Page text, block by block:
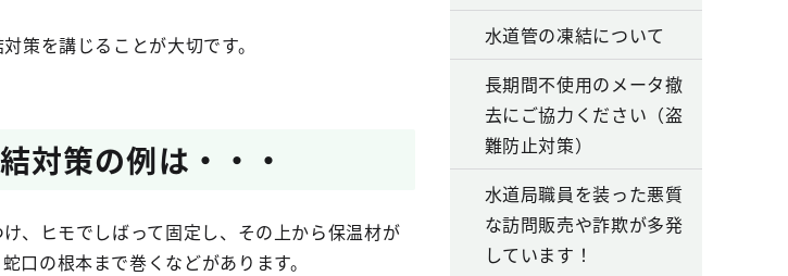
策を講じることが大切です。
対策の例は・・・
、ヒモでしばって固定し、その上から保温材が
口の根本まで巻くなどがあります。
水道管の凍結について
長期間不使用のメータ撤
去にご協力ください（盗
難防止対策）
水道局職員を装った悪質
な訪問販売や詐欺が多発
しています！